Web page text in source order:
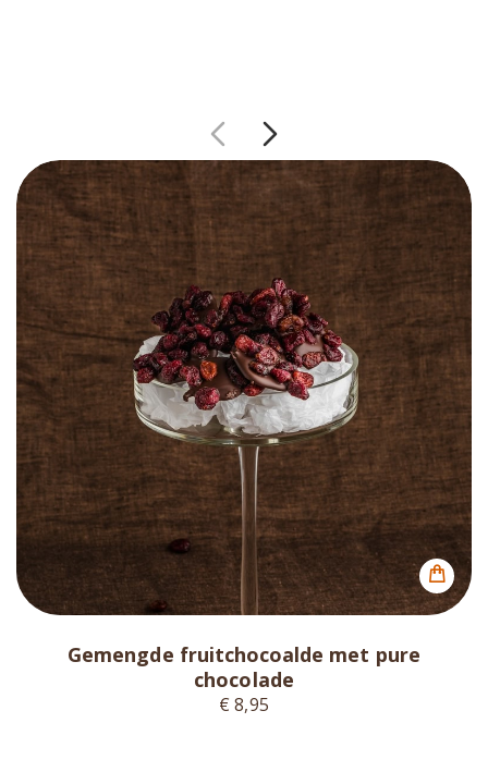
Gemengde fruitchocoalde met pure
chocolade
€ 8,95